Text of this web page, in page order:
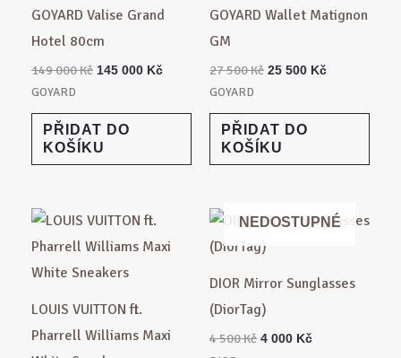
GOYARD Valise Grand
Hotel 80cm
149 000Kč
000 Kč.
145 000 Kč
000 Kč.
GOYARD
PŘIDAT DO
KOŠÍKU
GOYARD Wallet Matignon
GM
27 500Kč
500 Kč.
25 500 Kč
500 Kč.
GOYARD
PŘIDAT DO
KOŠÍKU
LOUIS VUITTON ft.
Pharrell Williams Maxi
Původní
byla:
000 Kč.
Aktuální
je:
NEDOSTUPNÉ
DIOR Mirror Sunglasses
(DiorTag)
4 500Kč
Původní
cena
byla:
500 Kč.
4 000 Kč
Aktuální
cena
000 Kč.